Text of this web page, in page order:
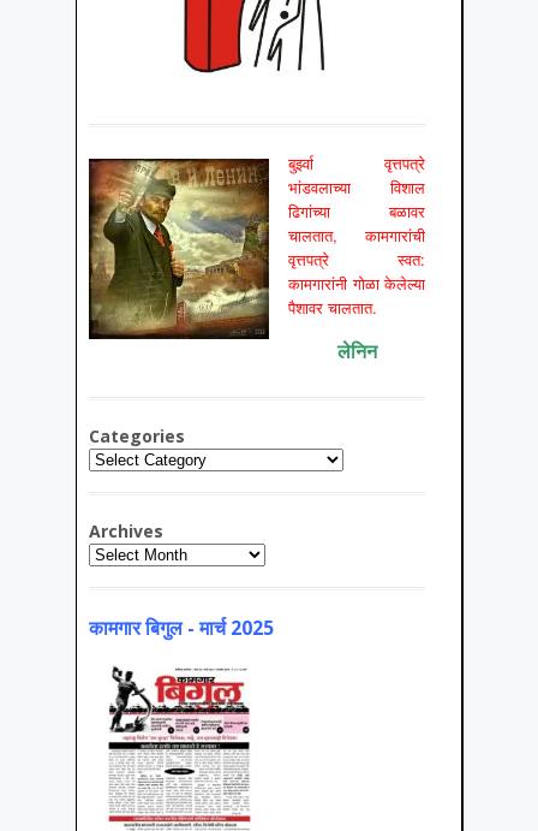
बुर्झ्वा वृत्तपत्रे
भांडवलाच्या विशाल
ढिगांच्या बळावर
चालतात, कामगारांची
वृत्तपत्रे स्वत:
कामगारांनी गोळा केलेल्या
पैशावर चालतात.
लेनिन
Categories
Categories
Archives
Archives
कामगार बिगुल - मार्च 2025